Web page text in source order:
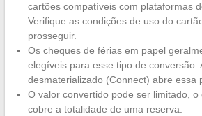
cartões compatíveis com plataformas
Verifique as condições de uso do
prosseguir.
Os cheques de férias em papel
elegíveis para esse tipo de conversão.
desmaterializado (Connect) abre essa
O valor convertido pode ser limitado, o
cobre a totalidade de uma reserva.